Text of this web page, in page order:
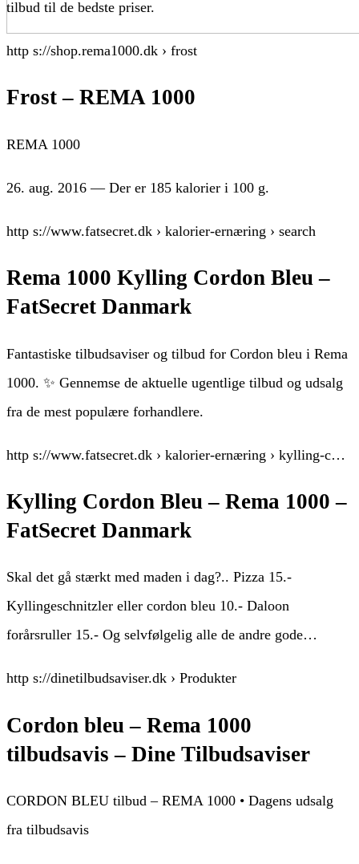
tilbud til de bedste priser.
http s://shop.rema1000.dk › frost
Frost – REMA 1000
REMA 1000
26. aug. 2016 — Der er 185 kalorier i 100 g.
http s://www.fatsecret.dk › kalorier-ernæring › search
Rema 1000 Kylling Cordon Bleu –
FatSecret Danmark
Fantastiske tilbudsaviser og tilbud for Cordon bleu i Rema
1000. ✨ Gennemse de aktuelle ugentlige tilbud og udsalg
fra de mest populære forhandlere.
http s://www.fatsecret.dk › kalorier-ernæring › kylling-c…
Kylling Cordon Bleu – Rema 1000 –
FatSecret Danmark
Skal det gå stærkt med maden i dag?.. Pizza 15.-
Kyllingeschnitzler eller cordon bleu 10.- Daloon
forårsruller 15.- Og selvfølgelig alle de andre gode…
http s://dinetilbudsaviser.dk › Produkter
Cordon bleu – Rema 1000
tilbudsavis – Dine Tilbudsaviser
CORDON BLEU tilbud – REMA 1000 • Dagens udsalg
fra tilbudsavis